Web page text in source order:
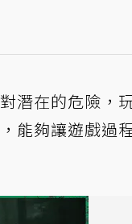
潛在的危險，
能夠讓遊戲過